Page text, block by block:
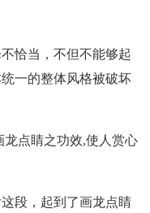
恰当，不但不能够起
一的整体风格被破坏
龙点睛之功效,使人赏心
段，起到了画龙点睛